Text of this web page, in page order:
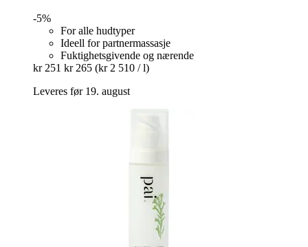
-5%
For alle hudtyper
Ideell for partnermassasje
Fuktighetsgivende og nærende
kr 251 kr 265 (kr 2 510 / l)
Leveres før 19. august